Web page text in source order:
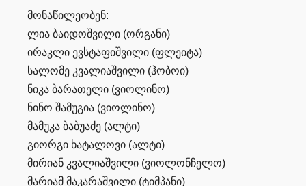
მონაწილეობენ:
ლია ბაიდოშვილი (ორგანი)
ირაკლი ევსტაფიშვილი (ფლეიტა)
სალომე კვალიაშვილი (ჰობოი)
ნიკა ბარათელი (ვიოლინო)
ნინო შამუგია (ვიოლინო)
მამუკა ბაბუაძე (ალტი)
გიორგი ხატალოვი (ალტი)
მირიან კვალიაშვილი (ვიოლონჩელო)
მარიამ მაკარაშვილი (ტიმპანი)